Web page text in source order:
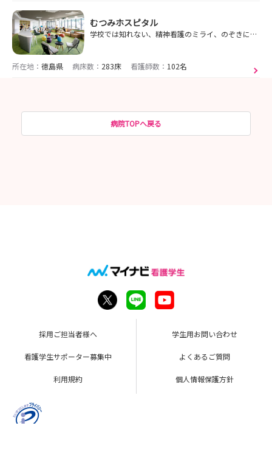
むつみホスピタル
学校では知れない、精神看護のミライ、のぞきにきませんか？
所在地： 徳島県 病床数： 283床 看護師数： 102名
病院TOPへ戻る
採用ご担当者様へ 学生用お問い合わせ
看護学生サポーター募集中 よくあるご質問
利用規約 個人情報保護方針